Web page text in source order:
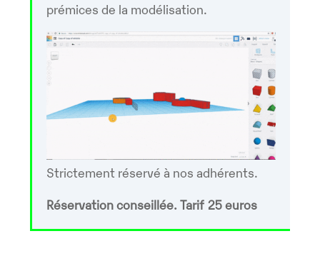
prémices de la modélisation.
Strictement réservé à nos adhérents.
Réservation conseillée. Tarif 25 euros